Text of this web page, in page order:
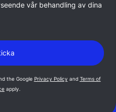
vår behandling av dina
the Google Privacy Policy and Terms of
apply.